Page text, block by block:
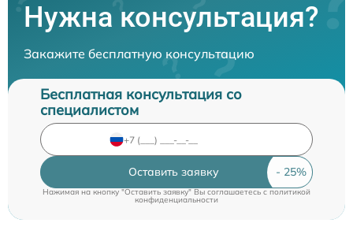
Нужна консультация?
Закажите бесплатную консультацию
Бесплатная консультация со
специалистом
Оставить заявку
Нажимая на кнопку "Оставить заявку" Вы соглашаетесь cполитикой
конфиденциальности